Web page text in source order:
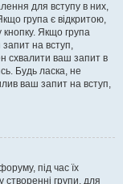
для вступу в них,
група є відкритою,
кнопку. Якщо група
запит на вступ,
схвалити ваш запит в
Будь ласка, не
ваш запит на вступ,
під час їх
створенні групи, для